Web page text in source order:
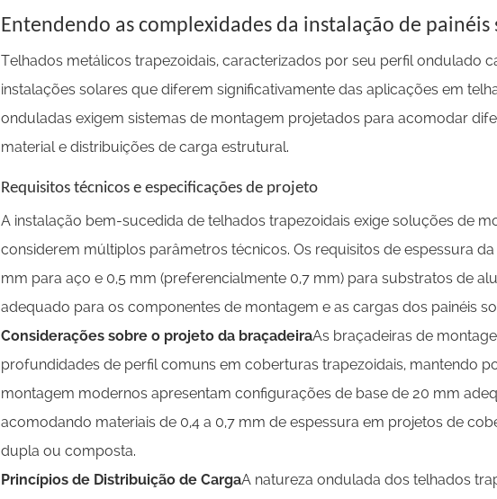
Entendendo as complexidades da instalação de
Telhados metálicos trapezoidais, caracterizados por seu perfil ondulado
instalações solares que diferem significativamente das aplicações em
onduladas exigem sistemas de montagem projetados para acomodar
material e distribuições de carga estrutural.
Requisitos técnicos e especificações de projeto
A instalação bem-sucedida de telhados trapezoidais exige soluções de
considerem múltiplos parâmetros técnicos. Os requisitos de espessura
mm para aço e 0,5 mm (preferencialmente 0,7 mm) para substratos de
adequado para os componentes de montagem e as cargas dos painéis
Considerações sobre o projeto da braçadeiraAs braçadeiras de
profundidades de perfil comuns em coberturas trapezoidais, mantendo
montagem modernos apresentam configurações de base de 20 mm
acomodando materiais de 0,4 a 0,7 mm de espessura em projetos de
dupla ou composta.
Princípios de Distribuição de CargaA natureza ondulada dos telhados